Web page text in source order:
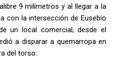
9 milímetros y al llegar a la
con la intersección de Eusebio
un local comercial, desde el
a disparar a quemarropa en
del torso.